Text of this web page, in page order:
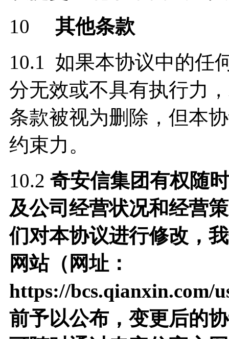
10 其他条款
10.1 如果本协议中的任
分无效或不具有执行力
条款被视为删除，但本
约束力。
10.2 奇安信集团有权随
及公司经营状况和经营
们对本协议进行修改，
网站（网址：
https://bcs.qianxin.com/
前予以公布，变更后的